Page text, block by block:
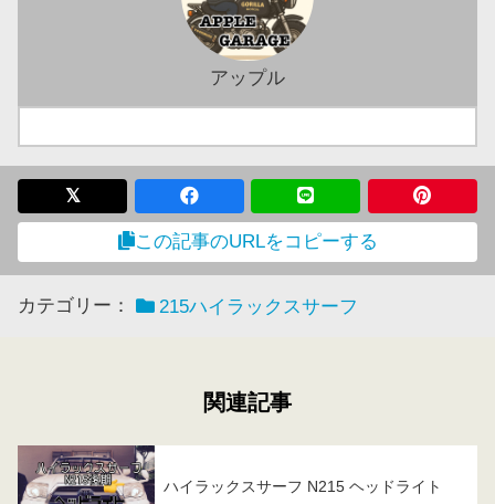
アップル
この記事のURLをコピーする
カテゴリー： 215ハイラックスサーフ
関連記事
ハイラックスサーフ N215 ヘッドライト